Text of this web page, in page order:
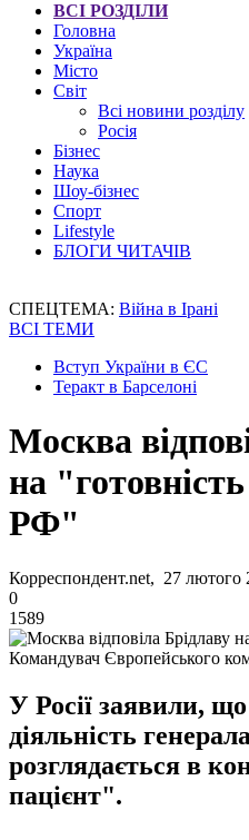
ВСІ РОЗДІЛИ
Головна
Україна
Місто
Світ
Всі новини розділу
Росія
Бізнес
Наука
Шоу-бізнес
Спорт
Lifestyle
БЛОГИ ЧИТАЧІВ
СПЕЦТЕМА: Війна в Ірані
ВСІ ТЕМИ
Вступ України в ЄС
Теракт в Барселоні
Москва
на
РФ"
Корреспондент.net, 27 лютого
0
1589
Командувач Європейського
У Росії заявили,
діяльність
розглядається в
пацієнт".